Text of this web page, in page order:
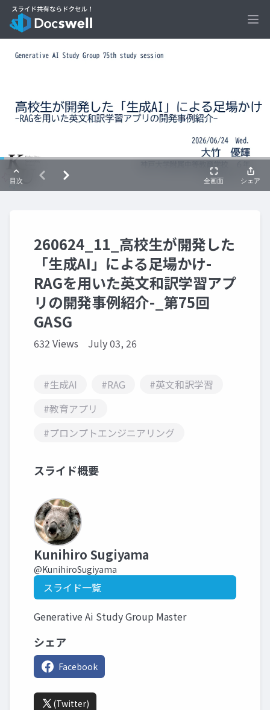
260624_11_高校生が開発した
「生成AI」による足場かけ-
RAGを用いた英文和訳学習アプ
リの開発事例紹介-_第75回
GASG
632 Views July 03, 26
#生成AI #RAG
#英文和訳学習
#教育アプリ
#プロンプトエンジニアリング
スライド概要
Kunihiro Sugiyama
@KunihiroSugiyama
スライド一覧
Generative Ai Study Group Master
シェア
Facebook
(Twitter)